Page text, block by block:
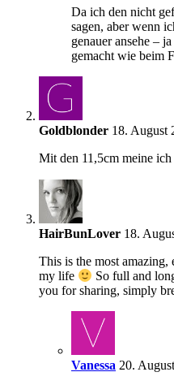
Da ich den nicht
sagen, aber wenn
genauer ansehe –
gemacht wie beim
Goldblonder 18. August
Mit den 11,5cm meine
HairBunLover 18.
This is the most amazing,
my life
So full and
you for sharing, simply
Vanessa 20.